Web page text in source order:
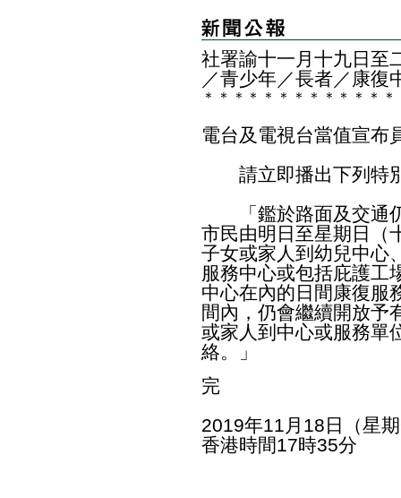
社署諭十一月十九日 至
／青少年／長者／康復
＊ ＊ ＊ ＊ ＊ ＊ ＊ ＊ ＊ ＊ ＊ ＊ ＊
電台及電視台當值宣布
請立即播出下列特
「鑑於路面及交通仍
市民由明日至星期日（
子女或家人到幼兒中心
服務中心或包括庇護工
中心在內的日間康復服
間內，仍會繼續開放予
或家人到中心或服務單
絡。」
完
2019年11月18日（星
香港時間17時35分